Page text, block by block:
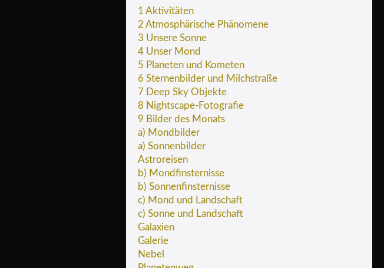
1 Aktivitäten
2 Atmosphärische Phänomene
3 Unsere Sonne
4 Unser Mond
5 Planeten und Kometen
6 Sternenbilder und Milchstraße
7 Deep Sky Objekte
8 Nightscape-Fotografie
9 Bilder des Monats
a) Mondbilder
a) Sonnenbilder
Astroreisen
b) Mondfinsternisse
b) Sonnenfinsternisse
c) Mond und Landschaft
c) Sonne und Landschaft
Galaxien
Galerie
Nebel